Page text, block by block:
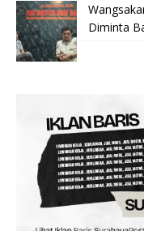
Diminta